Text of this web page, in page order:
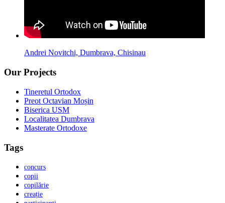
Andrei Novitchi, Dumbrava, Chisinau
Our Projects
Tineretul Ortodox
Preot Octavian Moșin
Biserica USM
Localitatea Dumbrava
Masterate Ortodoxe
Tags
concurs
copii
copilărie
creație